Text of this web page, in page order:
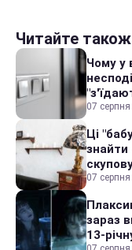
Читайте також
Чому у
07
Ці
знайти
07
зараз
13-